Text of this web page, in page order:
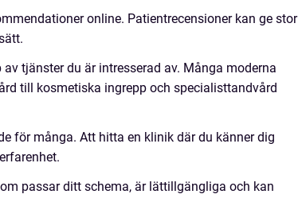
online. Patientrecensioner kan ge stor
tjänster du är intresserad av. Många moderna
till kosmetiska ingrepp och specialisttandvård
för många. Att hitta en klinik där du känner dig
passar ditt schema, är lättillgängliga och kan